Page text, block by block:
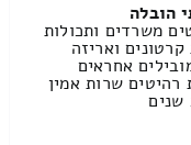
הובלה
משרדים ותכולות
ואריזה
אחראים
רהיטים שרות אמין
שנים